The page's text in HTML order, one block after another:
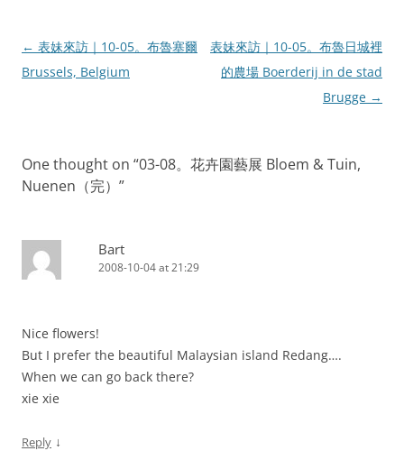
Post
navigation
← 表妹來訪｜10-05。布魯塞爾
Brussels, Belgium
表妹來訪｜10-05。布魯日城裡
的農場 Boerderij in de stad
Brugge →
One thought on “03-08。花卉園藝展 Bloem & Tuin,
Nuenen（完） ”
Bart
2008-10-04 at 21:29
Nice flowers!
But I prefer the beautiful Malaysian island Redang….
When we can go back there?
xie xie
Reply ↓